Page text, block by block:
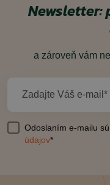
Newsletter:
a zároveň vám
Zadajte Váš e-mail*
Odoslaním e-mailu
údajov*